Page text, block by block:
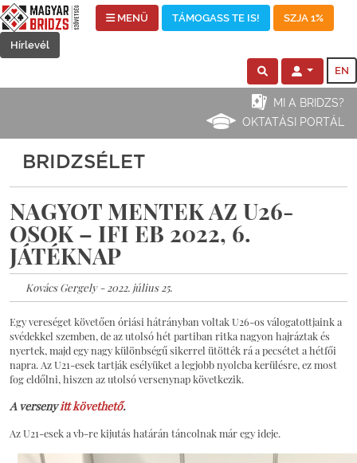
MENÜ TÁMOGASS TE IS! SZJA 1%
Hírlevél
EN
MI A BRIDZS?
OKTATÁSI PORTÁL
BRIDZSÉLET
NAGYOT MENTEK AZ U26-
OSOK – IFI EB 2022, 6.
JÁTÉKNAP
Kovács Gergely - 2022. július 25.
Egy vereséget követően óriási hátrányban voltak U26-os válogatottjaink a
svédekkel szemben, de az utolsó hét partiban ritka nagyon hajráztak és
nyertek, majd egy nagy különbségű sikerrel ütötték rá a pecsétet a hétfői
napra. Az U21-esek tartják esélyüket a legjobb nyolcba kerülésre, ez most
fog eldőlni, hiszen az utolsó versenynap következik.
A versenyitt követhető.
Az U21-esek a vb-re kijutás határán táncolnak már egy ideje.